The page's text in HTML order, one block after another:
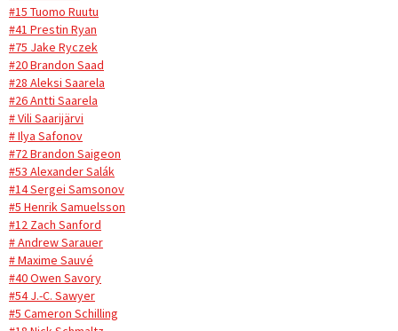
#15 Tuomo Ruutu
#41 Prestin Ryan
#75 Jake Ryczek
#20 Brandon Saad
#28 Aleksi Saarela
#26 Antti Saarela
# Vili Saarijärvi
# Ilya Safonov
#72 Brandon Saigeon
#53 Alexander Salák
#14 Sergei Samsonov
#5 Henrik Samuelsson
#12 Zach Sanford
# Andrew Sarauer
# Maxime Sauvé
#40 Owen Savory
#54 J.-C. Sawyer
#5 Cameron Schilling